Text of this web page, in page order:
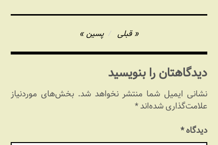
نوشته
قبلی پسین
دیدگاهتان را بنویسید
نشانی ایمیل شما منتشر نخواهد شد. بخش‌های موردنیاز
علامت‌گذاری شده‌اند*
دیدگاه*